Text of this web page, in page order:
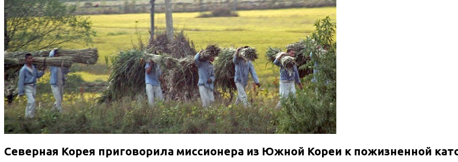
Северная Корея приговорила миссионера из Южной Кореи к пожизненной